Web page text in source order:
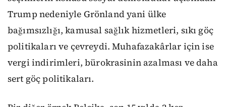
Trump nedeniyle Grönland yani ülke
bağımsızlığı, kamusal sağlık hizmetleri, sıkı göç
politikaları ve çevreydi. Muhafazakârlar için ise
vergi indirimleri, bürokrasinin azalması ve daha
sert göç politikaları.